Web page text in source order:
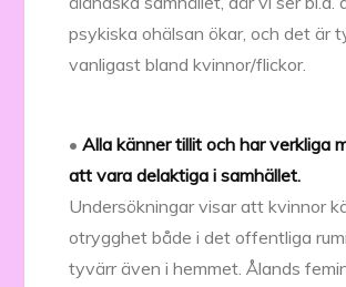
psykiska ohälsan ökar, och det är
vanligast bland kvinnor/flickor.
•Alla känner tillit och har verkliga
att vara delaktiga i samhället.
Undersökningar visar att kvinnor
otrygghet både i det offentliga
tyvärr även i hemmet. Ålands